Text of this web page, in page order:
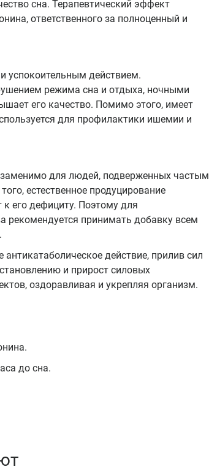
сна. Терапевтический эффект
ответственного за полноценный и
успокоительным действием.
режима сна и отдыха, ночными
его качество. Помимо этого, имеет
для профилактики ишемии и
для людей, подверженных частым
естественное продуцирование
к его дефициту. Поэтому для
рекомендуется принимать добавку всем
действие, прилив сил
и прирост силовых
оздоравливая и укрепляя организм.
до сна.